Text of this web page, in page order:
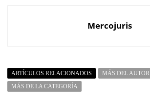
Mercojuris
ARTÍCULOS RELACIONADOS
MÁS DEL AUTOR
MÁS DE LA CATEGORÍA